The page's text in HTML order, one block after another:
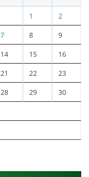
1 2
7 8 9
14 15 16
21 22 23
28 29 30